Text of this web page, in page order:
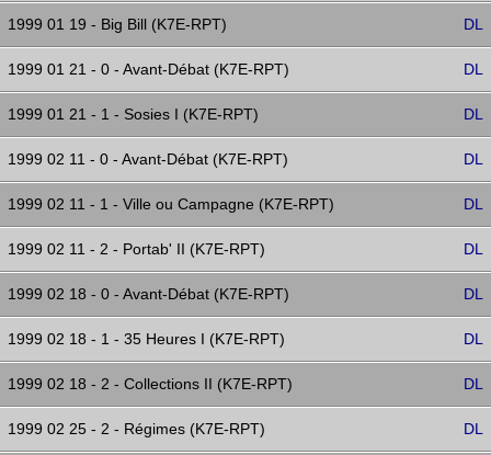
1999 01 19 - Big Bill (K7E-RPT) DL
1999 01 21 - 0 - Avant-Débat (K7E-RPT) DL
1999 01 21 - 1 - Sosies I (K7E-RPT) DL
1999 02 11 - 0 - Avant-Débat (K7E-RPT) DL
1999 02 11 - 1 - Ville ou Campagne (K7E-RPT) DL
1999 02 11 - 2 - Portab' II (K7E-RPT) DL
1999 02 18 - 0 - Avant-Débat (K7E-RPT) DL
1999 02 18 - 1 - 35 Heures I (K7E-RPT) DL
1999 02 18 - 2 - Collections II (K7E-RPT) DL
1999 02 25 - 2 - Régimes (K7E-RPT) DL